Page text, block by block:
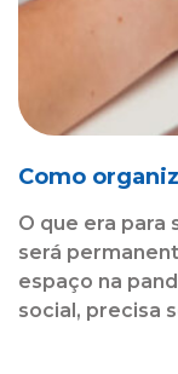
Como
O que era para
será
espaço na
social, precisa